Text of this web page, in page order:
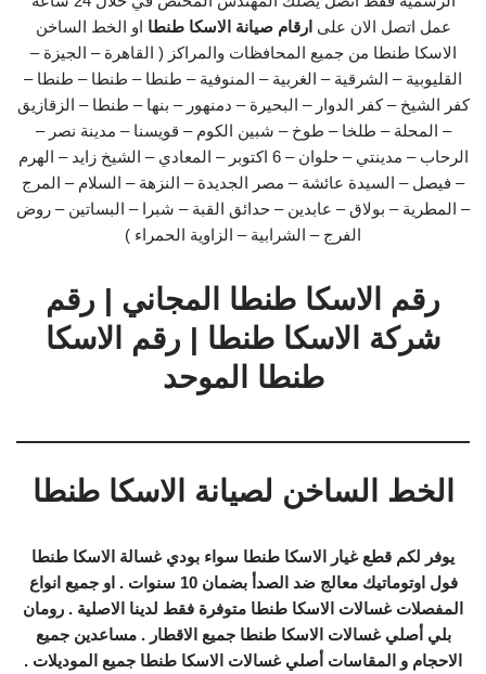
عمل اتصل الان على ارقام صيانة الاسكا طنطا او الخط الساخن
الاسكا طنطا من جميع المحافظات والمراكز ( القاهرة – الجيزة –
القليوبية – الشرقية – الغربية – المنوفية – طنطا – طنطا – طنطا –
كفر الشيخ – كفر الدوار – البحيرة – دمنهور – بنها – طنطا – الزقازيق
– المحلة – طلخا – طوخ – شبين الكوم – قويسنا – مدينة نصر –
الرحاب – مدينتي – حلوان – 6 اكتوبر – المعادي – الشيخ زايد – الهرم
– فيصل – السيدة عائشة – مصر الجديدة – النزهة – السلام – المرج
– المطرية – بولاق – عابدين – حدائق القبة – شبرا – البساتين – روض
الفرج – الشرابية – الزاوية الحمراء )
رقم الاسكا طنطا المجاني | رقم
شركة الاسكا طنطا | رقم الاسكا
طنطا الموحد
الخط الساخن لصيانة الاسكا طنطا
يوفر لكم قطع غيار الاسكا طنطا سواء بودي غسالة الاسكا طنطا
فول اوتوماتيك معالج ضد الصدأ بضمان 10 سنوات . او جميع انواع
المفصلات غسالات الاسكا طنطا متوفرة فقط لدينا الاصلية . رومان
بلي أصلي غسالات الاسكا طنطا جميع الاقطار . مساعدين جميع
الاحجام و المقاسات أصلي غسالات الاسكا طنطا جميع الموديلات .